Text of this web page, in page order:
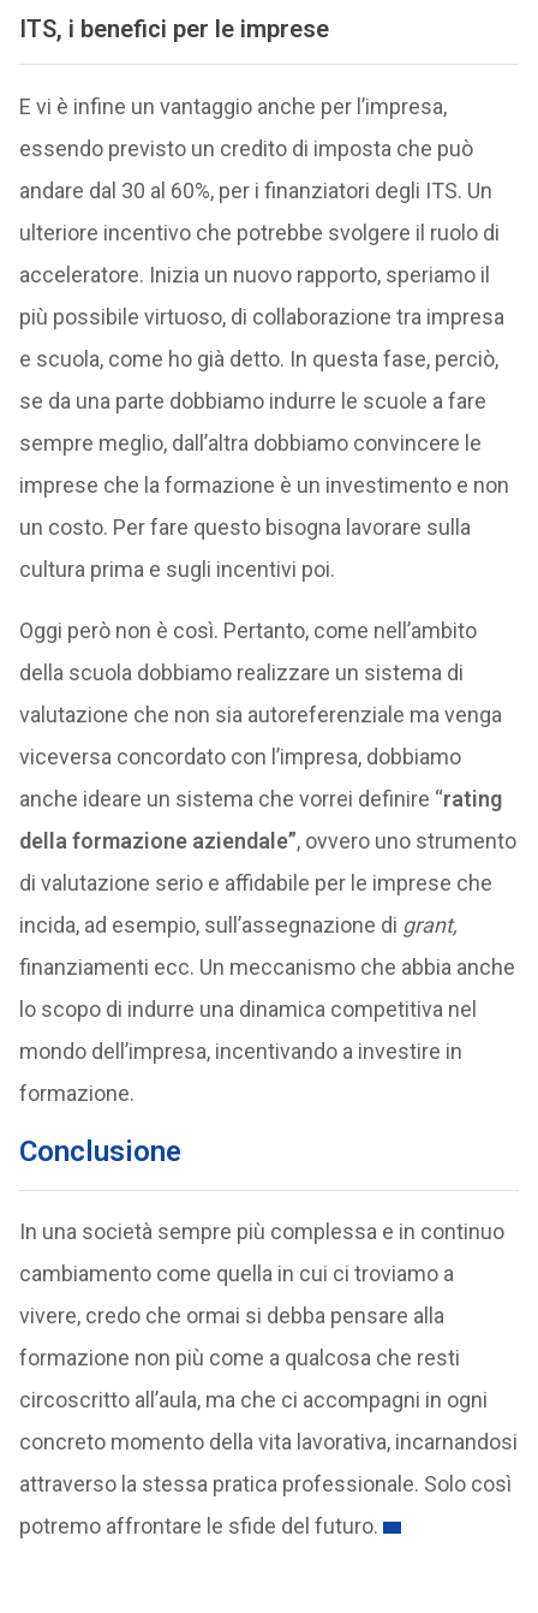
ITS, i benefici per le imprese
E vi è infine un vantaggio anche per l’impresa,
essendo previsto un credito di imposta che può
andare dal 30 al 60%, per i finanziatori degli ITS. Un
ulteriore incentivo che potrebbe svolgere il ruolo di
acceleratore. Inizia un nuovo rapporto, speriamo il
più possibile virtuoso, di collaborazione tra impresa
e scuola, come ho già detto. In questa fase, perciò,
se da una parte dobbiamo indurre le scuole a fare
sempre meglio, dall’altra dobbiamo convincere le
imprese che la formazione è un investimento e non
un costo. Per fare questo bisogna lavorare sulla
cultura prima e sugli incentivi poi.
Oggi però non è così. Pertanto, come nell’ambito
della scuola dobbiamo realizzare un sistema di
valutazione che non sia autoreferenziale ma venga
viceversa concordato con l’impresa, dobbiamo
anche ideare un sistema che vorrei definire “rating
della formazione aziendale”, ovvero uno strumento
di valutazione serio e affidabile per le imprese che
incida, ad esempio, sull’assegnazione di grant,
finanziamenti ecc. Un meccanismo che abbia anche
lo scopo di indurre una dinamica competitiva nel
mondo dell’impresa, incentivando a investire in
formazione.
Conclusione
In una società sempre più complessa e in continuo
cambiamento come quella in cui ci troviamo a
vivere, credo che ormai si debba pensare alla
formazione non più come a qualcosa che resti
circoscritto all’aula, ma che ci accompagni in ogni
concreto momento della vita lavorativa, incarnandosi
attraverso la stessa pratica professionale. Solo così
potremo affrontare le sfide del futuro.